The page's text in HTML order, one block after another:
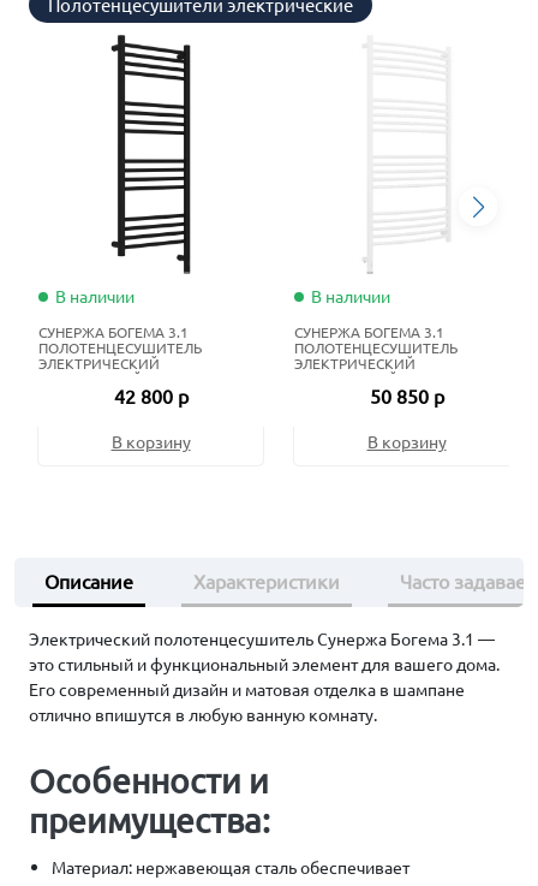
В наличии
СУНЕРЖА БОГЕМА 3.1
ПОЛОТЕНЦЕСУШИТЕЛЬ
ЭЛЕКТРИЧЕСКИЙ
ЖИДКОСТНЫЙ 100Х40 СМ
МАТОВЫЙ ЧЁРНЫЙ
42 800 р
В корзину
В наличии
СУНЕРЖА БОГЕМА 3.1
ПОЛОТЕНЦЕСУШИТЕЛЬ
ЭЛЕКТРИЧЕСКИЙ
ЖИДКОСТНЫЙ 120Х60 СМ
МАТОВЫЙ БЕЛЫЙ
50 850 р
В корзину
Описание Характеристики Часто
Электрический полотенцесушитель Сунержа Богема 3.1 —
это стильный и функциональный элемент для вашего дома.
Его современный дизайн и матовая отделка в шампане
отлично впишутся в любую ванную комнату.
Особенности и
преимущества:
Материал: нержавеющая сталь обеспечивает